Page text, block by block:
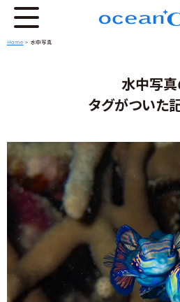
Home > 水中写真
水中写真
タグがついた